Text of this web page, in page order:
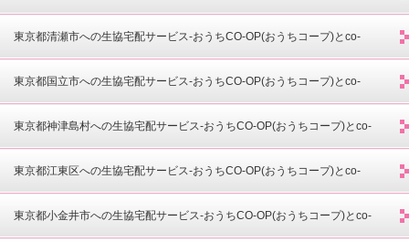
ープデリ)-
東京都清瀬市への生協宅配サービス-おうちCO-OP(おうちコープ)とco-
opdeli(コープデリ)-
東京都国立市への生協宅配サービス-おうちCO-OP(おうちコープ)とco-
opdeli(コープデリ)-
東京都神津島村への生協宅配サービス-おうちCO-OP(おうちコープ)とco-
opdeli(コープデリ)-
東京都江東区への生協宅配サービス-おうちCO-OP(おうちコープ)とco-
opdeli(コープデリ)-
東京都小金井市への生協宅配サービス-おうちCO-OP(おうちコープ)とco-